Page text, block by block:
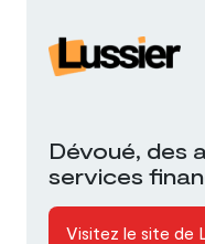
Dévoué, des
services
Visitez le site de